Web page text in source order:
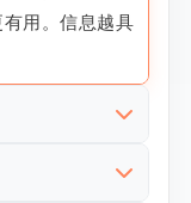
有用。信息越具
会直接搜“爱尔
经知道自己找